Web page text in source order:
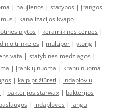
| naujienos | statybos | įrangos
| kanalizacijos kvapo
plytos | keramikines cerpes |
trinkeles | multipor | ytong |
vata | statybines medziagos |
| įrankių nuoma | kranu nuoma
| kaip prižiūrėti | indaploviu
| bakterijos starwax | bakterijos
| indaploves | langu